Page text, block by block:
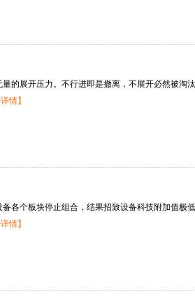
的展开压力。不行进即是撤离，不展开必然被淘
情】
各个板块停止组合，结果招致设备科技附加值极
情】